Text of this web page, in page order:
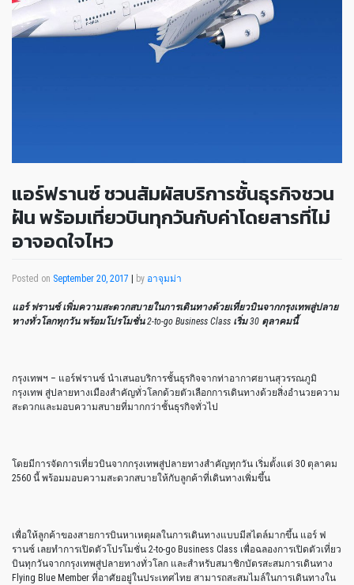
แอร์ฟรานซ์ ชวนสัมผัสบริการชั้นธุรกิจชวน
ฝัน พร้อมเที่ยวบินทุกวันกับค่าโดยสารที่ไม่
อาจอดใจไหว
Posted on September 20, 2017 by อาจุมม่า
แอร์ ฟรานซ์ เพิ่มความสะดวกสบายในการเดินทางด้วยเที่ยวบินจากกรุงเทพสู่ปลาย
ทางทั่วโลกทุกวัน พร้อมโปรโมชั่น2-to-go Business Class เริ่ม30 ตุลาคมนี้
กรุงเทพฯ – แอร์ฟรานซ์ นำเสนอบริการชั้นธุรกิจจากท่าอากาศยานสุวรรณภูมิ
กรุงเทพ สู่ปลายทางเมืองสำคัญทั่วโลกด้วยตัวเลือกการเดินทางด้วยสิ่งอำนวยความ
สะดวกและมอบความสบายที่มากกว่าชั้นธุรกิจทั่วไป
โดยมีการจัดการเที่ยวบินจากกรุงเทพสู่ปลายทางสำคัญทุกวัน เริ่มตั้งแต่ 30 ตุลาคม
2560 นี้ พร้อมมอบความสะดวกสบายให้กับลูกค้าที่เดินทางเพิ่มขึ้น
เพื่อให้ลูกค้าของสายการบินหาเหตุผลในการเดินทางแบบมีสไตล์มากขึ้น แอร์ ฟ
รานซ์ เลยทำการเปิดตัวโปรโมชั่น 2-to-go Business Class เพื่อฉลองการเปิดตัวเที่ยว
บินทุกวันจากกรุงเทพสู่ปลายทางทั่วโลก และสำหรับสมาชิกบัตรสะสมการเดินทาง
Flying Blue Member ที่อาศัยอยู่ในประเทศไทย สามารถสะสมไมล์ในการเดินทางใน